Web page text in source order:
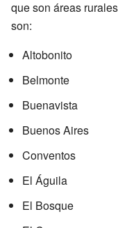
que son áreas
son:
Altobonito
Belmonte
Buenavista
Buenos Aires
Conventos
El Águila
El Bosque